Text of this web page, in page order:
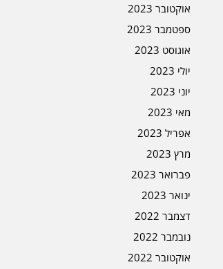
אוקטובר 2023
ספטמבר 2023
אוגוסט 2023
יולי 2023
יוני 2023
מאי 2023
אפריל 2023
מרץ 2023
פברואר 2023
ינואר 2023
דצמבר 2022
נובמבר 2022
אוקטובר 2022